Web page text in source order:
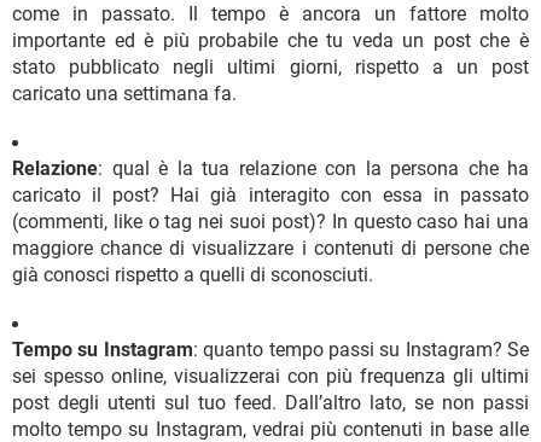
come in passato. Il tempo è ancora un fattore molto
importante ed è più probabile che tu veda un post che è
stato pubblicato negli ultimi giorni, rispetto a un post
caricato una settimana fa.
Relazione: qual è la tua relazione con la persona che ha
caricato il post? Hai già interagito con essa in passato
(commenti, like o tag nei suoi post)? In questo caso hai una
maggiore chance di visualizzare i contenuti di persone che
già conosci rispetto a quelli di sconosciuti.
Tempo su Instagram: quanto tempo passi su Instagram? Se
sei spesso online, visualizzerai con più frequenza gli ultimi
post degli utenti sul tuo feed. Dall’altro lato, se non passi
molto tempo su Instagram, vedrai più contenuti in base alle